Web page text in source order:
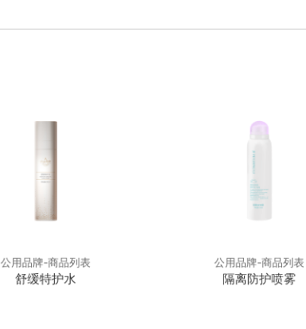
公用品牌-商品列表
舒缓特护水
公用品牌-商品列表
隔离防护喷雾